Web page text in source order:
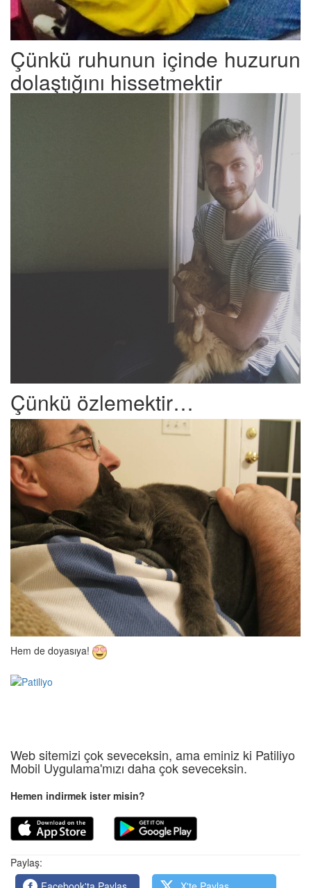
Çünkü ruhunun içinde huzurun
dolaştığını hissetmektir
Çünkü özlemektir…
Hem de doyasıya!
Web sitemizi çok seveceksin, ama eminiz ki Patiliyo
Mobil Uygulama'mızı daha çok seveceksin.
Hemen indirmek ister misin?
Paylaş: